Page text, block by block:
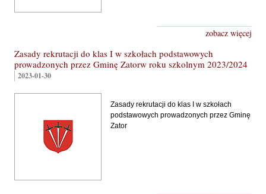
zobacz więcej
Zasady rekrutacji do klas I w szkołach podstawowych
prowadzonych przez Gminę Zatorw roku szkolnym 2023/2024
2023-01-30
Zasady rekrutacji do klas I w szkołach
podstawowych prowadzonych przez Gminę
Zator